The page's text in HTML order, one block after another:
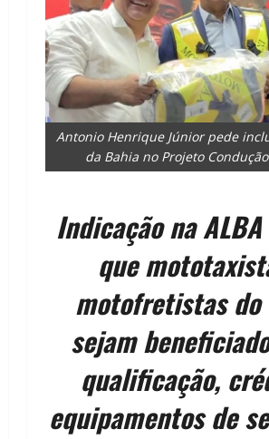
Antonio Henrique Júnior pede
da Bahia no Projeto
Indicação na
que
motofretistas do
sejam
qualificação,
equipamentos de